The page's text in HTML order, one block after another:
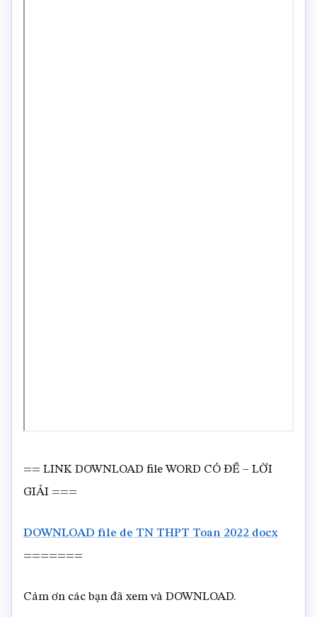
== LINK DOWNLOAD file WORD CÓ ĐỀ – LỜI
GIẢI ===
DOWNLOAD file de TN THPT Toan 2022 docx
=======
Cám ơn các bạn đã xem và DOWNLOAD.